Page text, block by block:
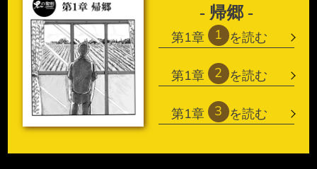
- 帰郷 -
第1章 1 を読む
第1章 2 を読む
第1章 3 を読む